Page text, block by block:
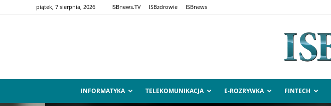
piątek, 7 sierpnia, 2026 ISBnews.TV ISBzdrowie ISBnews
INFORMATYKA TELEKOMUNIKACJA E-ROZRYWKA FINTECH